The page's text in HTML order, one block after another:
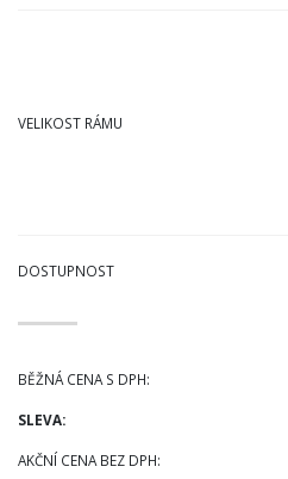
VELIKOST RÁMU
DOSTUPNOST
BĚŽNÁ CENA S DPH:
SLEVA:
AKČNÍ CENA BEZ DPH: